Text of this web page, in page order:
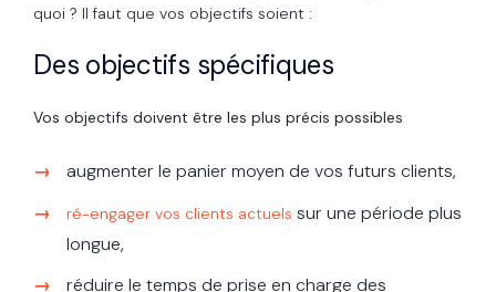
quoi ? Il faut que vos objectifs soient :
Des objectifs spécifiques
Vos objectifs doivent être les plus précis possibles
augmenter le panier moyen de vos futurs clients,
ré-engager vos clients actuels sur une période plus
longue,
réduire le temps de prise en charge des